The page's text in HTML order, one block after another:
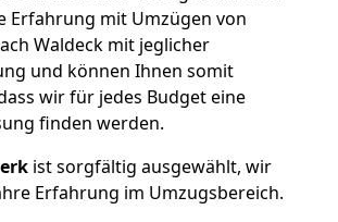
Erfahrung mit Umzügen von
Waldeck mit jeglicher
und können Ihnen somit
wir für jedes Budget eine
finden werden.
ist sorgfältig ausgewählt, wir
Erfahrung im Umzugsbereich.